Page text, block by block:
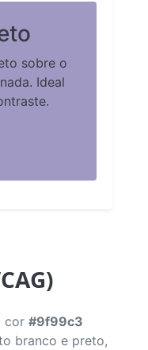
sobre o
Ideal
cor #9f99c3
branco e preto,